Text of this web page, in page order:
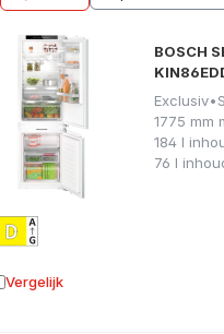
BOSCH
Exclusiv•
1775 mm
184 l
76 l
Vergelijk aan vergelijking